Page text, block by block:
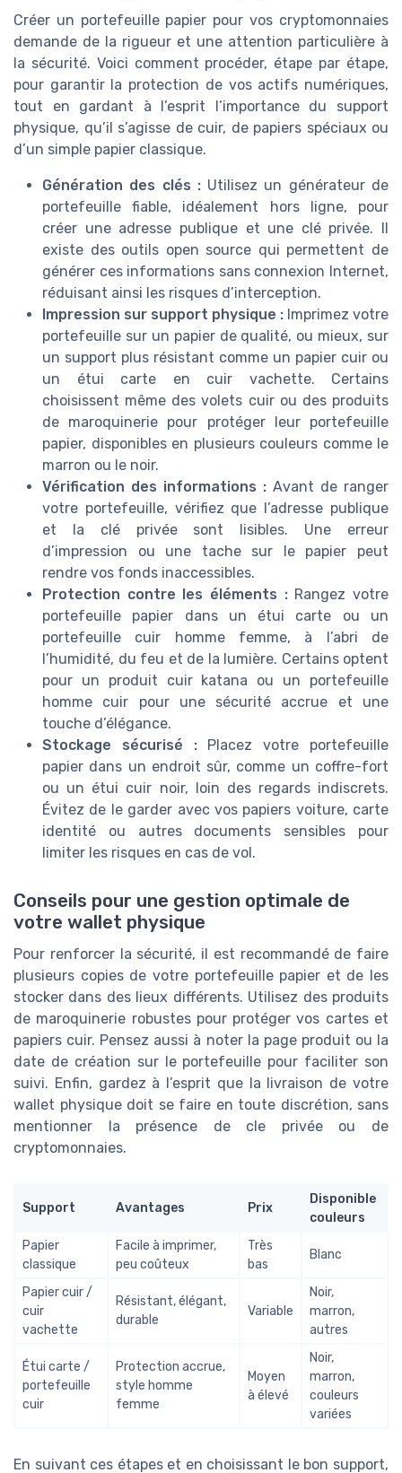
Créer un portefeuille papier pour vos cryptomonnaies
demande de la rigueur et une attention particulière à
la sécurité. Voici comment procéder, étape par étape,
pour garantir la protection de vos actifs numériques,
tout en gardant à l’esprit l’importance du support
physique, qu’il s’agisse de cuir, de papiers spéciaux ou
d’un simple papier classique.
Génération des clés :Utilisez un générateur de
portefeuille fiable, idéalement hors ligne, pour
créer une adresse publique et une clé privée. Il
existe des outils open source qui permettent de
générer ces informations sans connexion Internet,
réduisant ainsi les risques d’interception.
Impression sur support physique : Imprimez votre
portefeuille sur un papier de qualité, ou mieux, sur
un support plus résistant comme un papier cuir ou
un étui carte en cuir vachette. Certains
choisissent même des volets cuir ou des produits
de maroquinerie pour protéger leur portefeuille
papier, disponibles en plusieurs couleurs comme le
marron ou le noir.
Vérification des informations : Avant de ranger
votre portefeuille, vérifiez que l’adresse publique
et la clé privée sont lisibles. Une erreur
d’impression ou une tache sur le papier peut
rendre vos fonds inaccessibles.
Protection contre les éléments :Rangez votre
portefeuille papier dans un étui carte ou un
portefeuille cuir homme femme, à l’abri de
l’humidité, du feu et de la lumière. Certains optent
pour un produit cuir katana ou un portefeuille
homme cuir pour une sécurité accrue et une
touche d’élégance.
Stockage sécurisé :Placez votre portefeuille
papier dans un endroit sûr, comme un coffre-fort
ou un étui cuir noir, loin des regards indiscrets.
Évitez de le garder avec vos papiers voiture, carte
identité ou autres documents sensibles pour
limiter les risques en cas de vol.
Conseils pour une gestion optimale de
votre wallet physique
Pour renforcer la sécurité, il est recommandé de faire
plusieurs copies de votre portefeuille papier et de les
stocker dans des lieux différents. Utilisez des produits
de maroquinerie robustes pour protéger vos cartes et
papiers cuir. Pensez aussi à noter la page produit ou la
date de création sur le portefeuille pour faciliter son
suivi. Enfin, gardez à l’esprit que la livraison de votre
wallet physique doit se faire en toute discrétion, sans
mentionner la présence de cle privée ou de
cryptomonnaies.
Support Avantages Prix
Disponible
couleurs
Papier
classique
Facile à imprimer,
peu coûteux
Très
bas
Blanc
Papier cuir /
cuir
vachette
Résistant, élégant,
durable
Variable
Noir,
marron,
autres
Étui carte /
portefeuille
cuir
Protection accrue,
style homme
femme
Moyen
à élevé
Noir,
marron,
couleurs
variées
En suivant ces étapes et en choisissant le bon support,